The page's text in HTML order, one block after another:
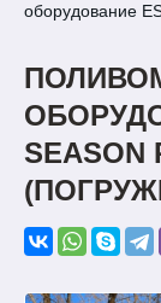
оборудование
SEASON